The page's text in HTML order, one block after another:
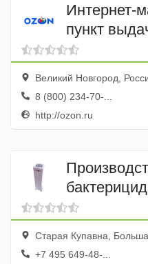
Интернет-
пункт
Великий Новгород, Россия, Новгородская
8 (800) 234-70-...
http://ozon.ru
Старая Купавна, Большая Московская улица,
+7 495 649-48-...